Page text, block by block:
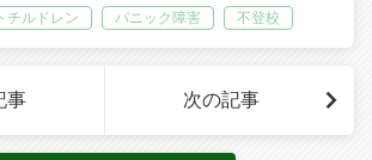
チルドレン パニック障害 不登校
事 次の記事